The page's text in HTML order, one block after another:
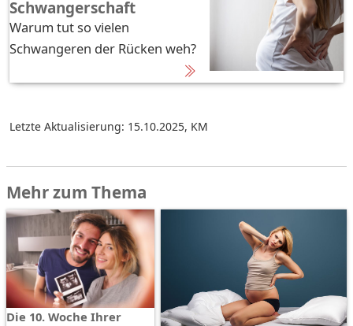
Schwangerschaft
Warum tut so vielen
Schwangeren der Rücken weh?
Letzte Aktualisierung: 15.10.2025, KM
Mehr zum Thema
Die 10. Woche Ihrer